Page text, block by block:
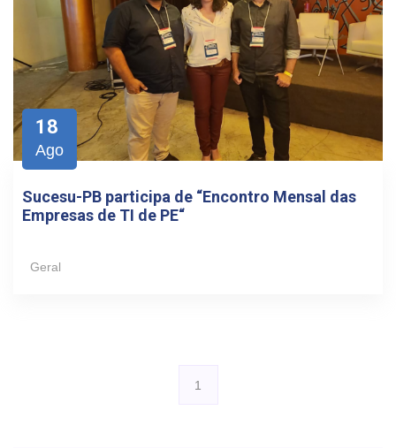
18
Ago
Sucesu-PB participa de “Encontro Mensal das
Empresas de TI de PE“
Geral
1